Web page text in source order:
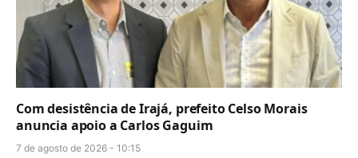
Com desistência de Irajá, prefeito Celso Morais
anuncia apoio a Carlos Gaguim
7 de agosto de 2026 - 10:15